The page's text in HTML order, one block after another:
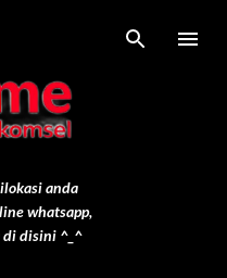
anda
whatsapp,
di disini ^_^